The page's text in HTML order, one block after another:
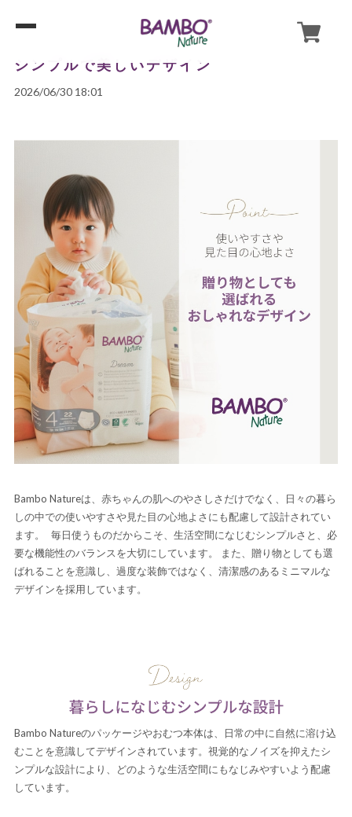
シンプルで美しいデザイン
2026/06/30 18:01
Bambo Natureは、赤ちゃんの肌へのやさしさだけでなく、日々の暮ら
しの中での使いやすさや見た目の心地よさにも配慮して設計されてい
ます。 毎日使うものだからこそ、生活空間になじむシンプルさと、必
要な機能性のバランスを大切にしています。 また、贈り物としても選
ばれることを意識し、過度な装飾ではなく、清潔感のあるミニマルな
デザインを採用しています。
Bambo Natureのパッケージやおむつ本体は、日常の中に自然に溶け込
むことを意識してデザインされています。視覚的なノイズを抑えたシ
ンプルな設計により、どのような生活空間にもなじみやすいよう配慮
しています。